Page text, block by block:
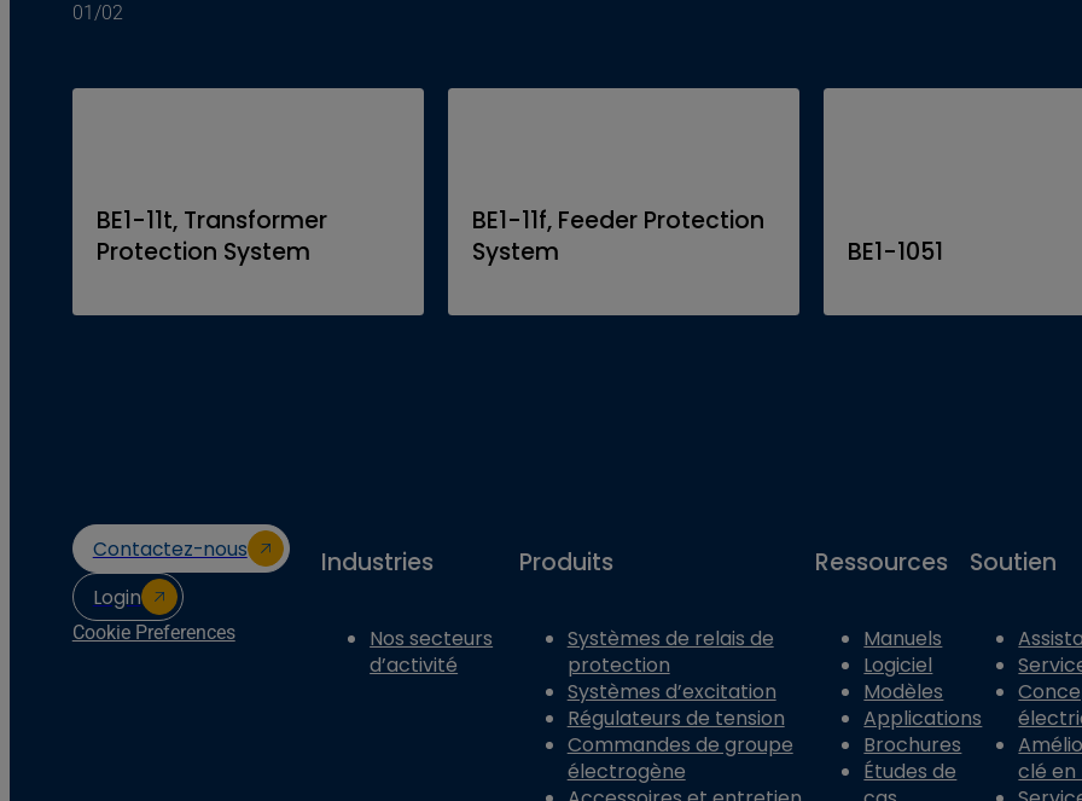
01 /02
BE1-11t, Transformer
Protection System
BE1-11f, Feeder Protection
System
BE1-1051
Contactez-nous
Login
Cookie Preferences
Industries
Nos secteurs
d’activité
Produits
Systèmes de relais de
protection
Systèmes d’excitation
Régulateurs de tension
Commandes de groupe
électrogène
Ressources
Manuels
Logiciel
Modèles
Applications
Brochures
Études de
Soutien
clé en